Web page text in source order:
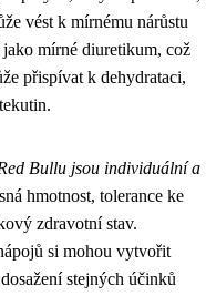
vést k mírnému nárůstu
mírné diuretikum, což
přispívat k dehydrataci,
Bullu jsou individuální a
hmotnost, tolerance ke
zdravotní stav.
si mohou vytvořit
stejných účinků